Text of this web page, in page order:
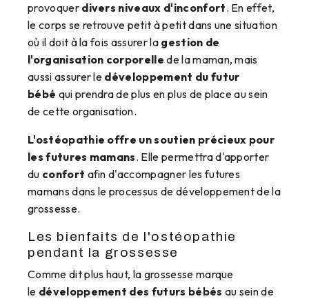
provoquer divers niveaux d'inconfort. En effet,
le corps se retrouve petit à petit dans une situation
où il doit à la fois assurer la gestion de
l'organisation corporelle de la maman, mais
aussi assurer le développement du futur
bébé qui prendra de plus en plus de place au sein
de cette organisation.
L'ostéopathie offre un soutien précieux pour
les futures mamans. Elle permettra d'apporter
du confort afin d'accompagner les futures
mamans dans le processus de développement de la
grossesse.
Les bienfaits de l'ostéopathie
pendant la grossesse
Comme dit plus haut, la grossesse marque
le développement des futurs bébés au sein de